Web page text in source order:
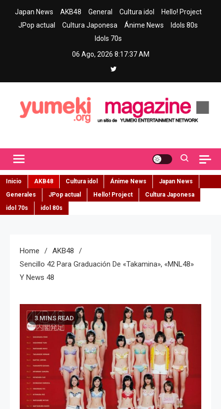
Japan News AKB48 General Cultura idol
Hello! Project
JPop actual
Cultura Japonesa Ánime News
Idols 80s
Idols 70s
06 Ago, 2026 8:17:39 AM
Inicio AKB48 Cultura idol Ánime News
Japan News
Generales
JPop actual Hello! Project
Cultura Japonesa
idol 70s
idol 80s
Home
AKB48
Sencillo 42 Para Graduación De «Takamina», «MNL48»
Y News 48
3 MINS READ